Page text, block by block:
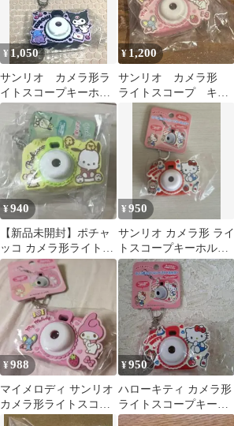
¥ 1,050
サンリオ カメラ形ラ
イトスコープキーホル
ダー クロミ
¥ 1,200
サンリオ カメラ形
ライトスコープ キー
ホルダー マイメロ
マイメロディ
¥940
【新品未開封】ポチャ
ッコ カメラ形ライトス
コープキーホルダー サ
ンリオ
¥950
サンリオ カメラ形 ライ
トスコープキーホルダ
ー ハローキティ
¥988
マイメロディ サンリオ
カメラ形ライトスコー
プキーホルダー（ミニ
¥950
ハローキティ カメラ形
ライトスコープキーホ
ルダー【新品】サンリ